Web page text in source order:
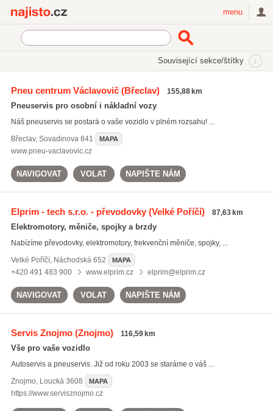
menu
Související sekce/štítky
opravy brzd(669)
výfukové systémy(588)
Pneu centrum Václavovič(Břeclav) 155,88 km
Pneuservis pro osobní i nákladní vozy
Náš pneuservis se postará o vaše vozidlo v plném rozsahu! ...
Břeclav, Sovadinova 841 MAPA
www.pneu-vaclavovic.cz
NAVIGOVAT VOLAT NAPIŠTE NÁM
Elprim - tech s.r.o. - převodovky(Velké Poříčí) 87,63 km
Elektromotory, měniče, spojky a brzdy
Nabízíme převodovky, elektromotory, frekvenční měniče, spojky, ...
Velké Poříčí, Náchodská 652 MAPA
+420 491 483 900 www.elprim.cz elprim@elprim.cz
NAVIGOVAT VOLAT NAPIŠTE NÁM
Servis Znojmo(Znojmo) 116,59 km
Vše pro vaše vozidlo
Autoservis a pneuservis. Již od roku 2003 se staráme o váš ...
Znojmo, Loucká 3608 MAPA
https://www.servisznojmo.cz